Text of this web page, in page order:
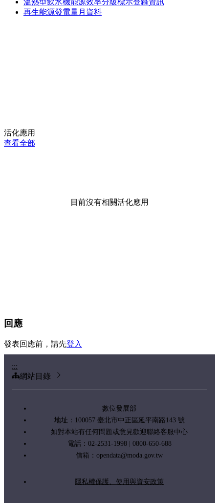
溫熱型飲水機能源效率分級標示登錄資訊
再生能源發電量月資料
活化應用
查看全部
目前沒有相關活化應用
回應
發表回應前，請先登入
:::
網站目錄
數位發展部
地址：100057 臺北市中正區延平南路143 號
如對本站有任何問題或意見歡迎聯絡客服中心
電話：02-2531-1998 | 0800-650-688
信箱： opendata@moda.gov.tw
隱私權保護、使用與資安政策